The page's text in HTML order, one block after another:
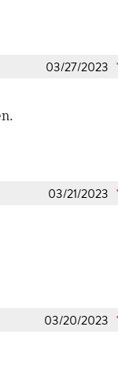
03/27/2023
03/21/2023
03/20/2023